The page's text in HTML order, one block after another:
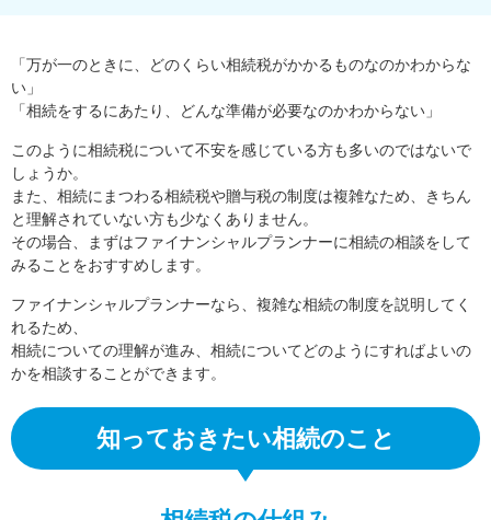
「万が一のときに、どのくらい相続税がかかるものなのかわからな
い」
「相続をするにあたり、どんな準備が必要なのかわからない」
このように相続税について不安を感じている方も多いのではないで
しょうか。
また、相続にまつわる相続税や贈与税の制度は複雑なため、きちん
と理解されていない方も少なくありません。
その場合、まずはファイナンシャルプランナーに相続の相談をして
みることをおすすめします。
ファイナンシャルプランナーなら、複雑な相続の制度を説明してく
れるため、
相続についての理解が進み、相続についてどのようにすればよいの
かを相談することができます。
知っておきたい相続のこと